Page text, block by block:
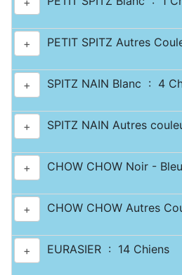
+ PETIT SPITZ Autres
+ SPITZ NAIN Blanc : 4
+ SPITZ NAIN Autres
+ CHOW CHOW Noir -
+ CHOW CHOW Autres
+ EURASIER : 14 Chiens